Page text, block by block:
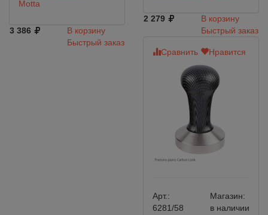
Motta
3 386
В корзину
Быстрый заказ
2 279
В корзину
Быстрый заказ
Сравнить Нравится
Арт.:
6281/58
Магазин:
в наличии